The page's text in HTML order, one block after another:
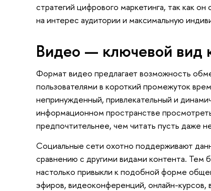
стратегий цифрового маркетинга, так как
на интерес аудитории и максимальную
Видео — ключевой вид
Формат видео предлагает возможность
пользователями в короткий промежуток
непринужденный, привлекательный и
информационном пространстве
предпочтительнее, чем читать пусть даже
Социальные сети охотно поддерживают
сравнению с другими видами контента. Тем
настолько привыкли к подобной форме
эфиров, видеоконференций, онлайн-курсов,